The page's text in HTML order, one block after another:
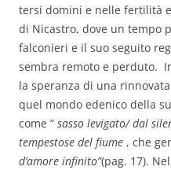
tersi domini e nelle fertilità
di Nicastro, dove un tempo
falconieri e il suo seguito
sembra remoto e perduto.
la speranza di una
quel mondo edenico della
come “ sasso levigato/ dal
tempestose del fiume , che
d’amore infinito”(pag. 17).